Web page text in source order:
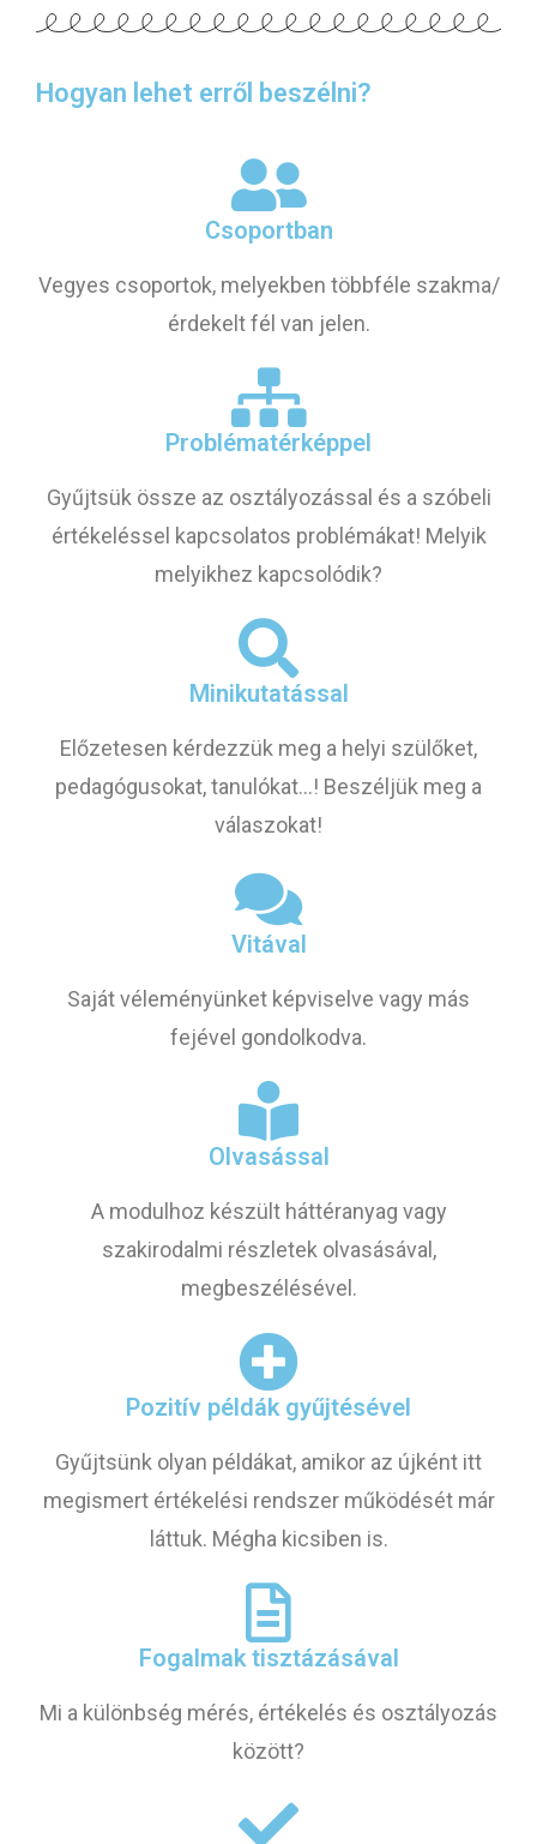
Hogyan lehet erről beszélni?
Csoportban
Vegyes csoportok, melyekben többféle szakma/
érdekelt fél van jelen.
Problématérképpel
Gyűjtsük össze az osztályozással és a szóbeli
értékeléssel kapcsolatos problémákat! Melyik
melyikhez kapcsolódik?
Minikutatással
Előzetesen kérdezzük meg a helyi szülőket,
pedagógusokat, tanulókat...! Beszéljük meg a
válaszokat!
Vitával
Saját véleményünket képviselve vagy más
fejével gondolkodva.
Olvasással
A modulhoz készült háttéranyag vagy
szakirodalmi részletek olvasásával,
megbeszélésével.
Pozitív példák gyűjtésével
Gyűjtsünk olyan példákat, amikor az újként itt
megismert értékelési rendszer működését már
láttuk. Mégha kicsiben is.
Fogalmak tisztázásával
Mi a különbség mérés, értékelés és osztályozás
között?